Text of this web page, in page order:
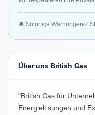
🔔 Sofortige Warnungen✅
Über uns British Gas
"British Gas für
Energielösungen und